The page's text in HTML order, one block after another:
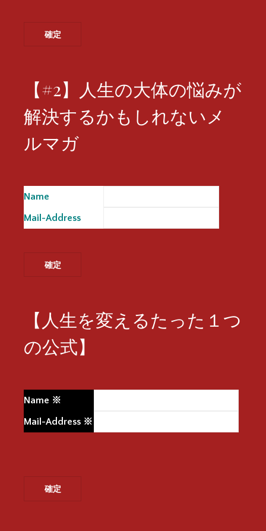
【#2】人生の大体の悩みが
解決するかもしれないメ
ルマガ
Name
Mail-Address
【人生を変えるたった１つ
の公式】
Name ※
Mail-Address ※